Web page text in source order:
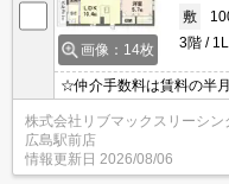
画像：14枚
敷
3階
☆仲介手数料は賃料の半
ット無料☆対面式システ
ど水回り設備充実♪近隣
ニタ付オートロック完備
株式会社リブマックスリーシン
広島駅前店
情報更新日 2026/08/06